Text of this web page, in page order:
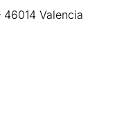
Valencia